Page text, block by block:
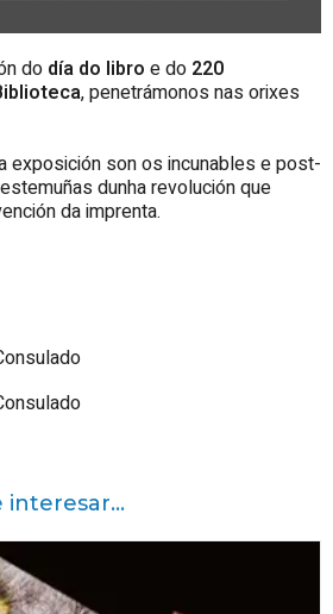
do día do libro e do 220
, penetrámonos nas orixes
exposición son os incunables e post-
dunha revolución que
da imprenta.
interesar...